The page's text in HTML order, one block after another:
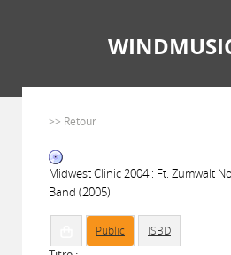
>> Retour
Midwest Clinic 2004 : Ft. Zumwalt
Band (2005)
Public ISBD